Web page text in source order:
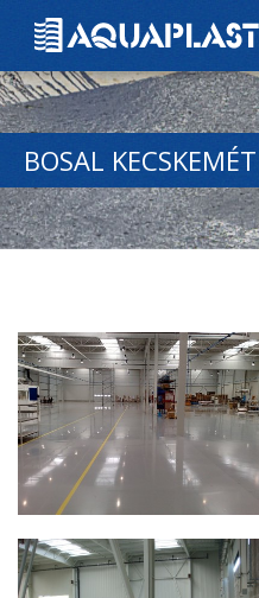
BOSAL KECSKEMÉT